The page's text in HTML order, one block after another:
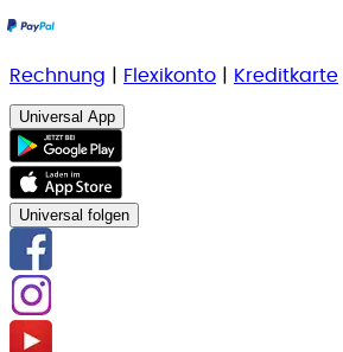
Rechnung Flexikonto Kreditkarte
Universal App
Universal folgen